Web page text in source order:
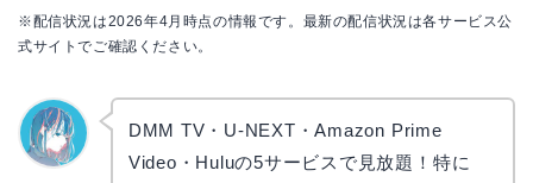
※配信状況は2026年4月時点の情報です。最新の配信状況は各サービス公
式サイトでご確認ください。
DMM TV・U-NEXT・Amazon Prime
Video・Huluの5サービスで見放題！特に